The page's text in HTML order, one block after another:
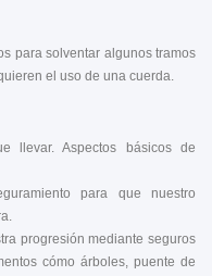
para solventar algunos tramos
el uso de una cuerda.
llevar. Aspectos básicos de
para que nuestro
progresión mediante seguros
cómo árboles, puente de